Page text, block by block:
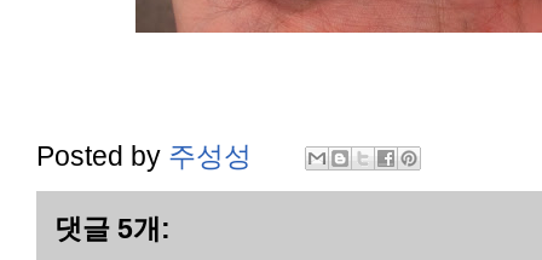
Posted by 주성성
댓글 5개: